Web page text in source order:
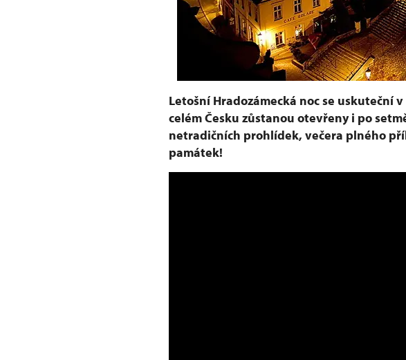
Letošní Hradozámecká noc se uskuteční
celém Česku zůstanou otevřeny i po
netradičních prohlídek, večera plného
památek!